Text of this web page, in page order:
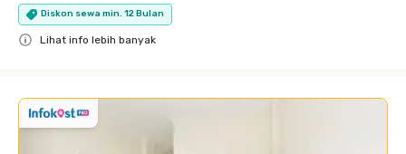
Diskon sewa min. 12 Bulan
Lihat info lebih banyak